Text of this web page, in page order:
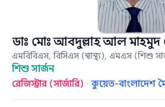
ডাঃ মোঃ আবদুল্লাহ আল
এমবিবিএস, বিসিএস (স্বাস্থ্য), এমএস (শিশু
শিশু সার্জন
রেজিস্ট্রার (সার্জারি) ·কুয়েত-বাংলাদেশ